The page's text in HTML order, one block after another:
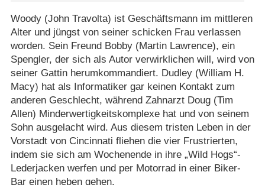
Woody (John Travolta) ist Geschäftsmann im mittleren
Alter und jüngst von seiner schicken Frau verlassen
worden. Sein Freund Bobby (Martin Lawrence), ein
Spengler, der sich als Autor verwirklichen will, wird von
seiner Gattin herumkommandiert. Dudley (William H.
Macy) hat als Informatiker gar keinen Kontakt zum
anderen Geschlecht, während Zahnarzt Doug (Tim
Allen) Minderwertigkeitskomplexe hat und von seinem
Sohn ausgelacht wird. Aus diesem tristen Leben in der
Vorstadt von Cincinnati fliehen die vier Frustrierten,
indem sie sich am Wochenende in ihre „Wild Hogs“-
Lederjacken werfen und per Motorrad in einer Biker-
Bar einen heben gehen.